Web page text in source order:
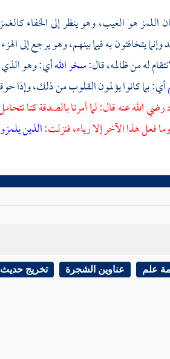
اللمز هو العيب، وهو ينظر إلى الخفاء
يتخافتون به فيما بينهم، وهو يرجع إلى
له من ظالمه، قال:سخر اللهأي: وهو الذي
أي: بما كانوا يؤلمون القلوب من ذلك، وإذا
رضي الله عنه قال: لما أمرنا بالصدقة كنا
فعل هذا الآخر إلا رياء، فنزلت:الذين
علم عناوين الشجرة تخريج حديث